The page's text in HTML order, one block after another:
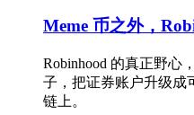
Meme 币之外，
Robinhood 的真正野心
子，把证券账户升级成
链上。